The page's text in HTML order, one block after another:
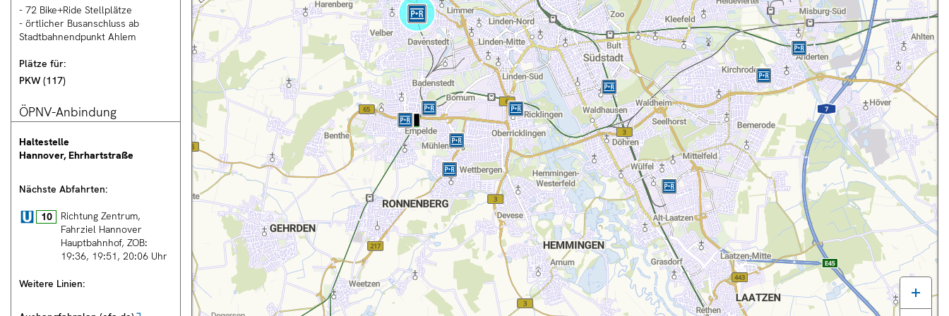
City
- 72 Bike+Ride Stellplätze
- örtlicher Busanschluss ab
Stadtbahnendpunkt Ahlem
Plätze für:
PKW (117)
ÖPNV-Anbindung
Haltestelle
Hannover, Ehrhartstraße
Nächste Abfahrten:
Stadtbahn
10
Richtung Zentrum,
Fahrziel Hannover
Hauptbahnhof, ZOB:
19:36 19:51 20:06 Uhr
Weitere Linien: